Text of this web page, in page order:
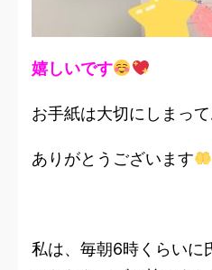
嬉しいです
お手紙は大切にしまっ
ありがとうございます
私は、毎朝6時くらいに